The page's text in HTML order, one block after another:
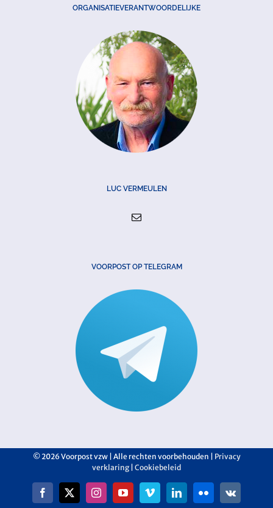
ORGANISATIEVERANTWOORDELIJKE
LUC VERMEULEN
VOORPOST OP TELEGRAM
©2026 Voorpost vzw | Alle rechten voorbehouden | Privacy
verklaring Cookiebeleid
Facebook
X InstagramYouTubeVimeoLinkedInFlickr Vk